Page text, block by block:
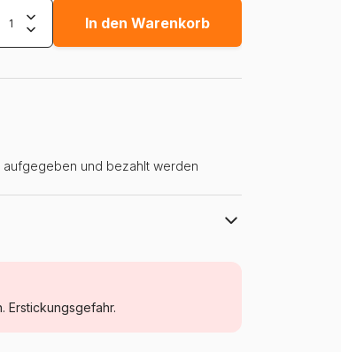
In den Warenkorb
aufgegeben und bezahlt werden
6 Jahre (50 bis 100 Teile)
Erstickungsgefahr.